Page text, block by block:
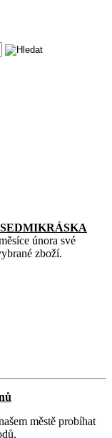
SEDMIKRÁSKA
února své
zboží.
městě probíhat